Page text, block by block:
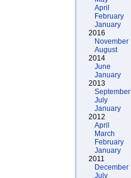
April
February
January
2016
November
August
2014
June
January
2013
September
July
January
2012
April
March
February
January
2011
December
July